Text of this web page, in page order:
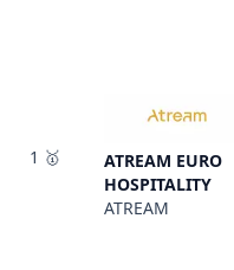
1 🥇
ATREAM EURO
HOSPITALITY
ATREAM